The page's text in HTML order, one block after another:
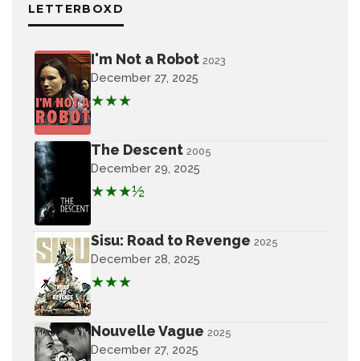
LETTERBOXD
I'm Not a Robot 2023
December 27, 2025
★★★
The Descent 2005
December 29, 2025
★★★½
Sisu: Road to Revenge 2025
December 28, 2025
★★★
Nouvelle Vague 2025
December 27, 2025